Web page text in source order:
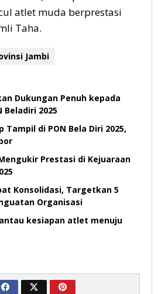
atlet muda berprestasi
Taha.
Jambi
Dukungan Penuh kepada
Beladiri 2025
Tampil di PON Bela Diri 2025,
Prestasi di Kejuaraan
Konsolidasi, Targetkan 5
Organisasi
kesiapan atlet menuju